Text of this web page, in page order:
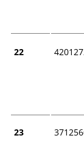
22
23